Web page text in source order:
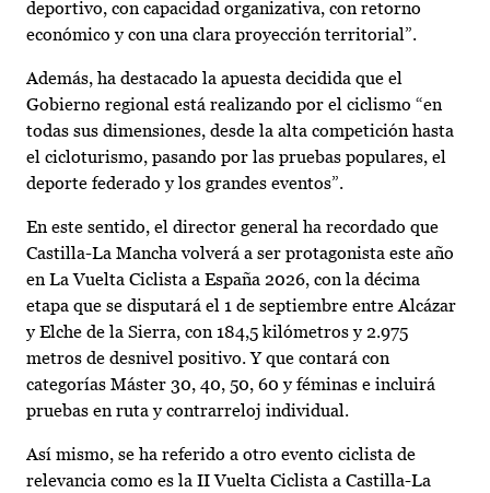
deportivo, con capacidad organizativa, con retorno
económico y con una clara proyección territorial”.
Además, ha destacado la apuesta decidida que el
Gobierno regional está realizando por el ciclismo “en
todas sus dimensiones, desde la alta competición hasta
el cicloturismo, pasando por las pruebas populares, el
deporte federado y los grandes eventos”.
En este sentido, el director general ha recordado que
Castilla-La Mancha volverá a ser protagonista este año
en La Vuelta Ciclista a España 2026, con la décima
etapa que se disputará el 1 de septiembre entre Alcázar
y Elche de la Sierra, con 184,5 kilómetros y 2.975
metros de desnivel positivo. Y que contará con
categorías Máster 30, 40, 50, 60 y féminas e incluirá
pruebas en ruta y contrarreloj individual.
Así mismo, se ha referido a otro evento ciclista de
relevancia como es la II Vuelta Ciclista a Castilla-La